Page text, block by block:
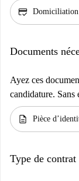
credit_score Domiciliation
Documents
Ayez ces
candidature. Sans
description Pièce
Type de contrat